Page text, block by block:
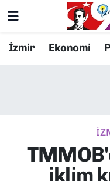
İzmir Ekonomi
iklim
Resmi İlanlar
EKONOMİ
Konak Nöbetçi
Süper Lig
Tüm Manşetler